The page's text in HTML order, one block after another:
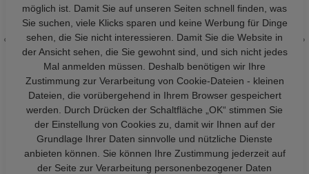
möglich ist. Damit Sie auf unseren Seiten schnell finden, was
Sie suchen, viele Klicks sparen und keine Werbung für Dinge
sehen, die Sie nicht interessieren. Damit Sie die Website in
der Ansicht sehen, die Sie gewohnt sind, und sich nicht jedes
Mal anmelden müssen. Deshalb benötigen wir Ihre
Zustimmung zur Verarbeitung von Cookie-Dateien - kleinen
Dateien, die vorübergehend in Ihrem Browser gespeichert
werden. Durch Drücken der Schaltfläche „OK“ stimmen Sie
der Einstellung von Cookies zu, damit wir Ihnen auf der
Grundlage Ihrer Daten sinnvolle und nützliche Dienste
anbieten können. Sie können Ihre Zustimmung jederzeit auf
der Seite zur Verarbeitung personenbezogener Daten